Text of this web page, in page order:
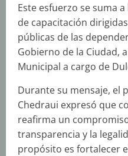
Este esfuerzo se suma
de capacitación
públicas de las
Gobierno de la Ciudad,
Municipal a cargo de
Durante su mensaje, el
Chedraui expresó que
reafirma un
transparencia y la
propósito es fortalecer